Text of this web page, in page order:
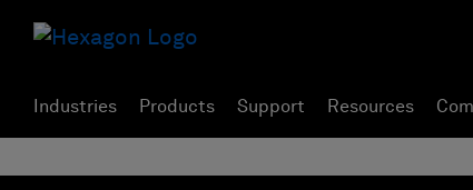
Industries Products Support Resources
Featured Topic Industry Product